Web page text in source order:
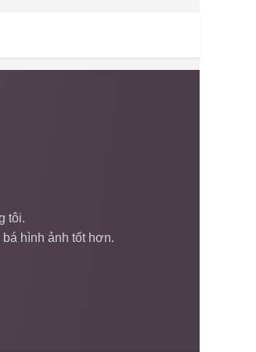
tôi.
hình ảnh tốt hơn.